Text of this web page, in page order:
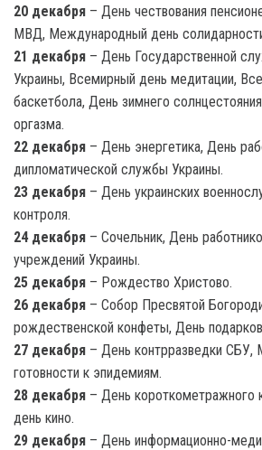
20 декабря – День чествования
МВД, Международный день
21 декабря – День Государственной
Украины, Всемирный день медитации,
баскетбола, День зимнего
оргазма.
22 декабря – День энергетика, День
дипломатической службы Украины.
23 декабря – День украинских
контроля.
24 декабря – Сочельник, День
учреждений Украины.
25 декабря – Рождество Христово.
26 декабря – Собор Пресвятой
рождественской конфеты, День
27 декабря – День контрразведки СБУ,
готовности к эпидемиям.
28 декабря – День короткометражного
день кино.
29 декабря – День информационно-